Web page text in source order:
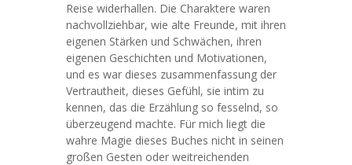
Reise widerhallen. Die Charaktere waren
nachvollziehbar, wie alte Freunde, mit ihren
eigenen Stärken und Schwächen, ihren
eigenen Geschichten und Motivationen,
und es war dieses zusammenfassung der
Vertrautheit, dieses Gefühl, sie intim zu
kennen, das die Erzählung so fesselnd, so
überzeugend machte. Für mich liegt die
wahre Magie dieses Buches nicht in seinen
großen Gesten oder weitreichenden